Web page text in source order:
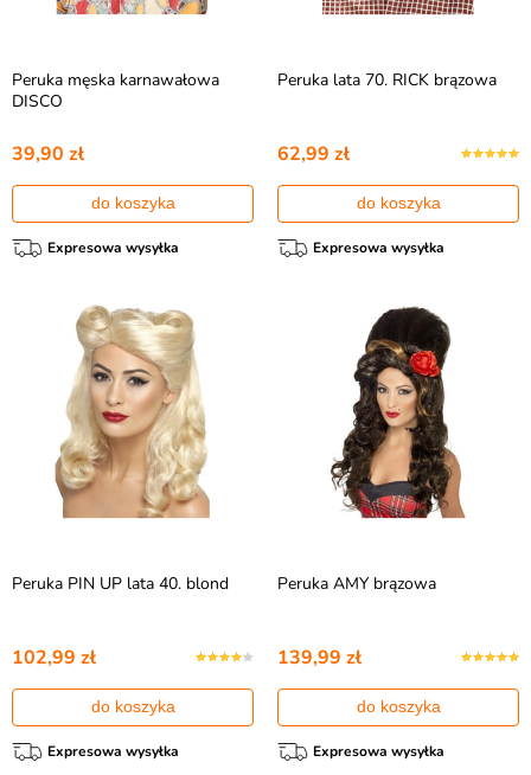
Peruka męska karnawałowa
DISCO
39,90 zł
do koszyka
Expresowa wysyłka
Peruka lata 70. RICK brązowa
62,99 zł
do koszyka
Expresowa wysyłka
Peruka PIN UP lata 40. blond
102,99 zł
do koszyka
Expresowa wysyłka
Peruka AMY brązowa
139,99 zł
do koszyka
Expresowa wysyłka